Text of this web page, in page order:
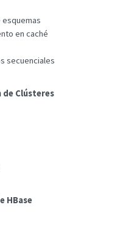
en caché
secuenciales
de Clústeres
HBase